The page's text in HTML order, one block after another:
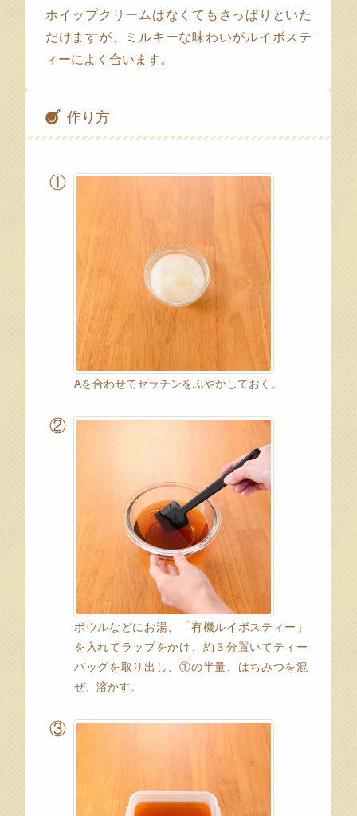
ホイップクリームはなくてもさっぱりといた
だけますが、ミルキーな味わいがルイボステ
ィーによく合います。
作り方
①
Aを合わせてゼラチンをふやかしておく。
②
ボウルなどにお湯、「有機ルイボスティー」
を入れてラップをかけ、約３分置いてティー
バッグを取り出し、①の半量、はちみつを混
ぜ、溶かす。
③